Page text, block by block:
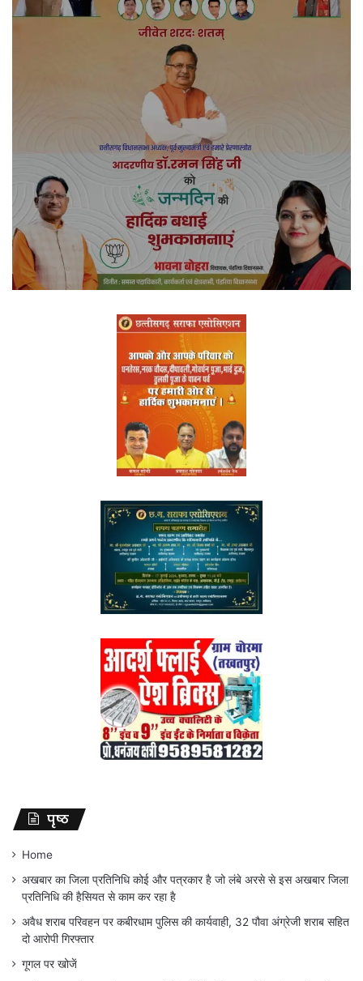
पृष्ठ
Home
अखबार का जिला प्रतिनिधि कोई और पत्रकार है जो लंबे अरसे से इस अखबार जिला
प्रतिनिधि की हैसियत से काम कर रहा है
अवैध शराब परिवहन पर कबीरधाम पुलिस की कार्यवाही, 32 पौवा अंग्रेजी शराब सहित
दो आरोपी गिरफ्तार
गूगल पर खोजें